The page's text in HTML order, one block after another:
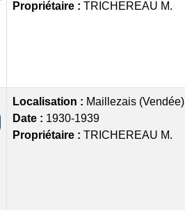
Propriétaire : TRICHEREAU M.
Localisation : Maillezais (Vendée)
Date : 1930-1939
Propriétaire : TRICHEREAU M.